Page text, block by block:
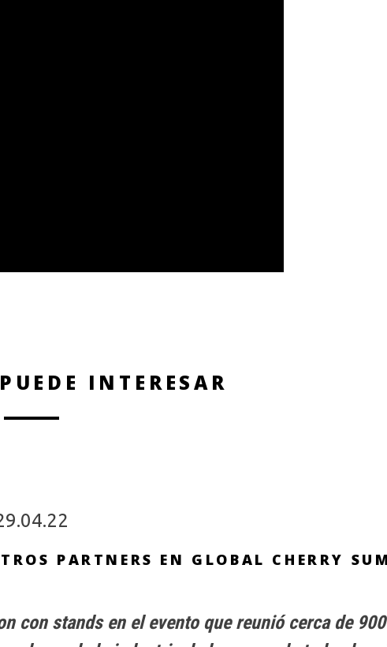
INTERESAR
PARTNERS EN GLOBAL CHERRY
con stands en el evento que reunió cerca de